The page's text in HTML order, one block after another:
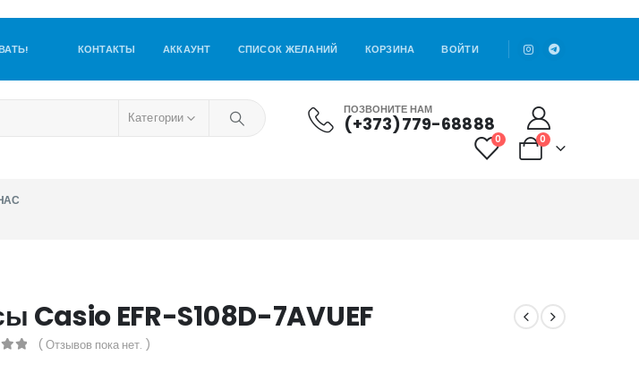
КОНТАКТЫ АККАУНТ СПИСОК ЖЕЛАНИЙ КОРЗИНА ВОЙТИ
Категории ПОЗВОНИТЕ НАМ
(+373)779-68888
0 0
Casio EFR-S108D-7AVUEF
( Отзывов пока нет. )